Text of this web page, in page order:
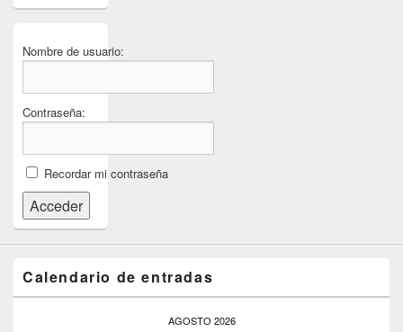
Nombre de usuario:
Contraseña:
Recordar mi contraseña
Acceder
Calendario de entradas
AGOSTO 2026